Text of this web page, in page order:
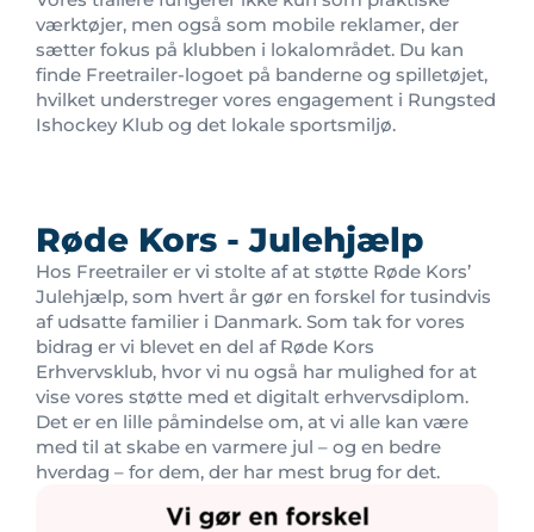
værktøjer, men også som mobile reklamer, der
sætter fokus på klubben i lokalområdet. Du kan
finde Freetrailer-logoet på banderne og spilletøjet,
hvilket understreger vores engagement i Rungsted
Ishockey Klub og det lokale sportsmiljø.
Røde Kors - Julehjælp
Hos Freetrailer er vi stolte af at støtte Røde Kors’
Julehjælp, som hvert år gør en forskel for tusindvis
af udsatte familier i Danmark. Som tak for vores
bidrag er vi blevet en del af Røde Kors
Erhvervsklub, hvor vi nu også har mulighed for at
vise vores støtte med et digitalt erhvervsdiplom.
Det er en lille påmindelse om, at vi alle kan være
med til at skabe en varmere jul – og en bedre
hverdag – for dem, der har mest brug for det.